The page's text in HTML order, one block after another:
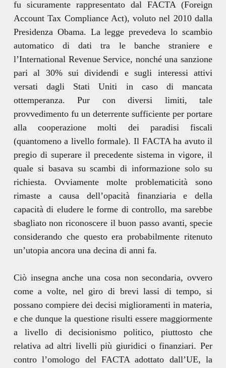
fu sicuramente rappresentato dal FACTA (Foreign
Account Tax Compliance Act), voluto nel 2010 dalla
Presidenza Obama. La legge prevedeva lo scambio
automatico di dati tra le banche straniere e
l’International Revenue Service, nonché una sanzione
pari al 30% sui dividendi e sugli interessi attivi
versati dagli Stati Uniti in caso di mancata
ottemperanza. Pur con diversi limiti, tale
provvedimento fu un deterrente sufficiente per portare
alla cooperazione molti dei paradisi fiscali
(quantomeno a livello formale). Il FACTA ha avuto il
pregio di superare il precedente sistema in vigore, il
quale si basava su scambi di informazione solo su
richiesta. Ovviamente molte problematicità sono
rimaste a causa dell’opacità finanziaria e della
capacità di eludere le forme di controllo, ma sarebbe
sbagliato non riconoscere il buon passo avanti, specie
considerando che questo era probabilmente ritenuto
un’utopia ancora una decina di anni fa.
Ciò insegna anche una cosa non secondaria, ovvero
come a volte, nel giro di brevi lassi di tempo, si
possano compiere dei decisi miglioramenti in materia,
e che dunque la questione risulti essere maggiormente
a livello di decisionismo politico, piuttosto che
relativa ad altri livelli più giuridici o finanziari. Per
contro l’omologo del FACTA adottato dall’UE, la